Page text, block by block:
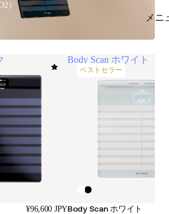
メニ
）
¥96,600 JPY
Body Scan ホワイト
ベストセラー
Body Scan ホワイト